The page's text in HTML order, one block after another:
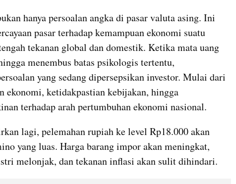
hanya persoalan angka di pasar valuta asing. Ini
pasar terhadap kemampuan ekonomi suatu
tekanan global dan domestik. Ketika mata uang
menembus batas psikologis tertentu,
yang sedang dipersepsikan investor. Mulai dari
ekonomi, ketidakpastian kebijakan, hingga
terhadap arah pertumbuhan ekonomi nasional.
lagi, pelemahan rupiah ke level Rp18.000 akan
yang luas. Harga barang impor akan meningkat,
melonjak, dan tekanan inflasi akan sulit dihindari.